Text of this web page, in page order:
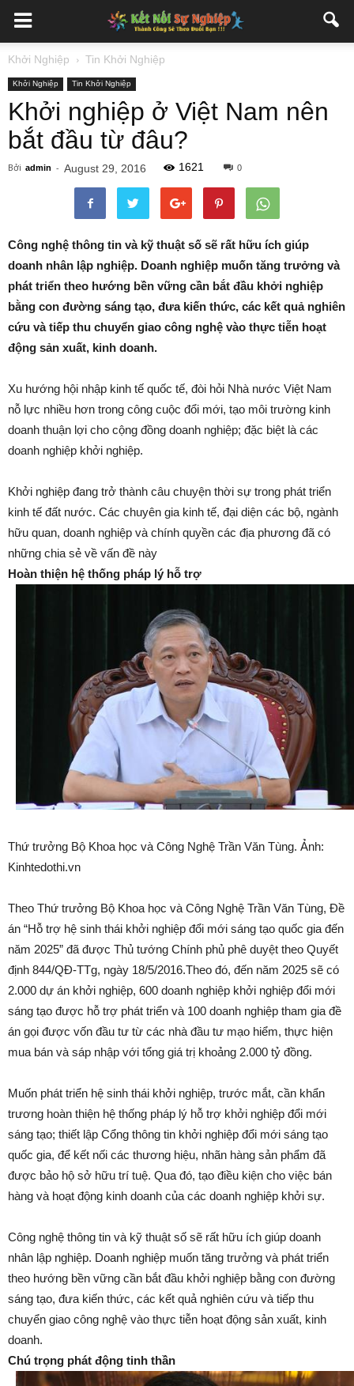
Khởi Nghiệp Tin Khởi Nghiệp
Khởi Nghiệp Tin Khởi Nghiệp
Khởi nghiệp ở Việt Nam nên
bắt đầu từ đâu?
Bởi admin - August 29, 2016 1621 0
Công nghệ thông tin và kỹ thuật số sẽ rất hữu ích giúp
doanh nhân lập nghiệp. Doanh nghiệp muốn tăng trưởng và
phát triển theo hướng bền vững cần bắt đầu khởi nghiệp
bằng con đường sáng tạo, đưa kiến thức, các kết quả nghiên
cứu và tiếp thu chuyển giao công nghệ vào thực tiễn hoạt
động sản xuất, kinh doanh.
Xu hướng hội nhập kinh tế quốc tế, đòi hỏi Nhà nước Việt Nam
nỗ lực nhiều hơn trong công cuộc đổi mới, tạo môi trường kinh
doanh thuận lợi cho cộng đồng doanh nghiệp; đặc biệt là các
doanh nghiệp khởi nghiệp.
Khởi nghiệp đang trở thành câu chuyện thời sự trong phát triển
kinh tế đất nước. Các chuyên gia kinh tế, đại diện các bộ, ngành
hữu quan, doanh nghiệp và chính quyền các địa phương đã có
những chia sẻ về vấn đề này
Hoàn thiện hệ thống pháp lý hỗ trợ
Thứ trưởng Bộ Khoa học và Công Nghệ Trần Văn Tùng. Ảnh:
Kinhtedothi.vn
Theo Thứ trưởng Bộ Khoa học và Công Nghệ Trần Văn Tùng, Đề
án “Hỗ trợ hệ sinh thái khởi nghiệp đổi mới sáng tạo quốc gia đến
năm 2025” đã được Thủ tướng Chính phủ phê duyệt theo Quyết
định 844/QĐ-TTg, ngày 18/5/2016.Theo đó, đến năm 2025 sẽ có
2.000 dự án khởi nghiệp, 600 doanh nghiệp khởi nghiệp đổi mới
sáng tạo được hỗ trợ phát triển và 100 doanh nghiệp tham gia đề
án gọi được vốn đầu tư từ các nhà đầu tư mạo hiểm, thực hiện
mua bán và sáp nhập với tổng giá trị khoảng 2.000 tỷ đồng.
Muốn phát triển hệ sinh thái khởi nghiệp, trước mắt, cần khẩn
trương hoàn thiện hệ thống pháp lý hỗ trợ khởi nghiệp đổi mới
sáng tạo; thiết lập Cổng thông tin khởi nghiệp đổi mới sáng tạo
quốc gia, để kết nối các thương hiệu, nhãn hàng sản phẩm đã
được bảo hộ sở hữu trí tuệ. Qua đó, tạo điều kiện cho việc bán
hàng và hoạt động kinh doanh của các doanh nghiệp khởi sự.
Công nghệ thông tin và kỹ thuật số sẽ rất hữu ích giúp doanh
nhân lập nghiệp. Doanh nghiệp muốn tăng trưởng và phát triển
theo hướng bền vững cần bắt đầu khởi nghiệp bằng con đường
sáng tạo, đưa kiến thức, các kết quả nghiên cứu và tiếp thu
chuyển giao công nghệ vào thực tiễn hoạt động sản xuất, kinh
doanh.
Chú trọng phát động tinh thần